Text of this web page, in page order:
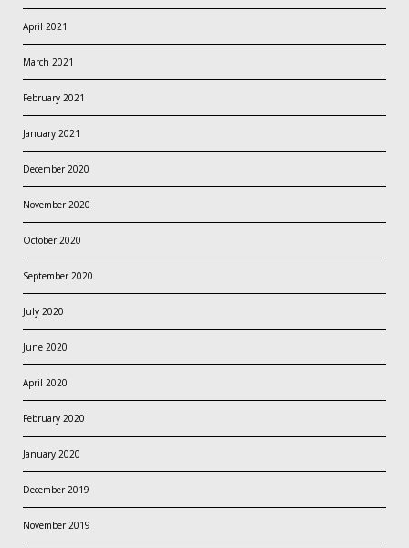
April 2021
March 2021
February 2021
January 2021
December 2020
November 2020
October 2020
September 2020
July 2020
June 2020
April 2020
February 2020
January 2020
December 2019
November 2019